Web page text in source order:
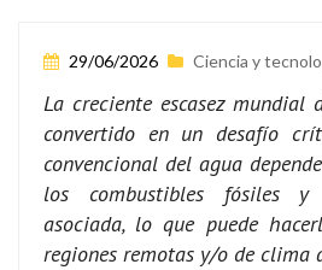
29/06/2026 Ciencia y
La creciente escasez mundial
convertido en un desafío
convencional del agua
los combustibles fósiles y
asociada, lo que puede
regiones remotas y/o de clima